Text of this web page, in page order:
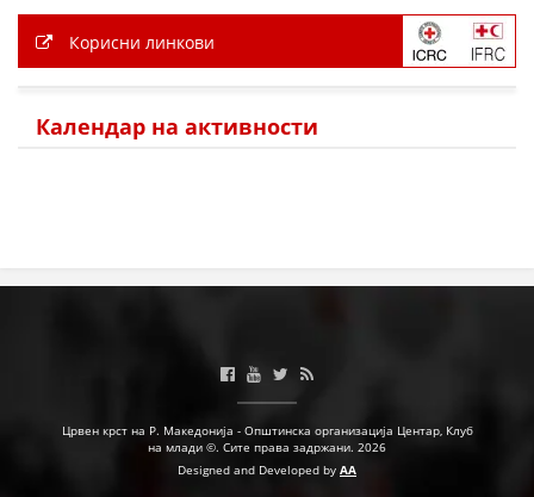
Корисни линкови
Календар на активности
Црвен крст на Р. Македонија - Општинска организација Центар, Клуб
на млади ©. Сите права задржани. 2026
Designed and Developed by AA